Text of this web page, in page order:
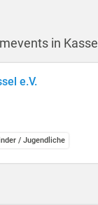
in Kassel
e.V.
/ Jugendliche